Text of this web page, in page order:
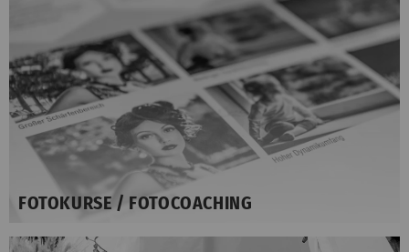
FOTOKURSE / FOTOCOACHING